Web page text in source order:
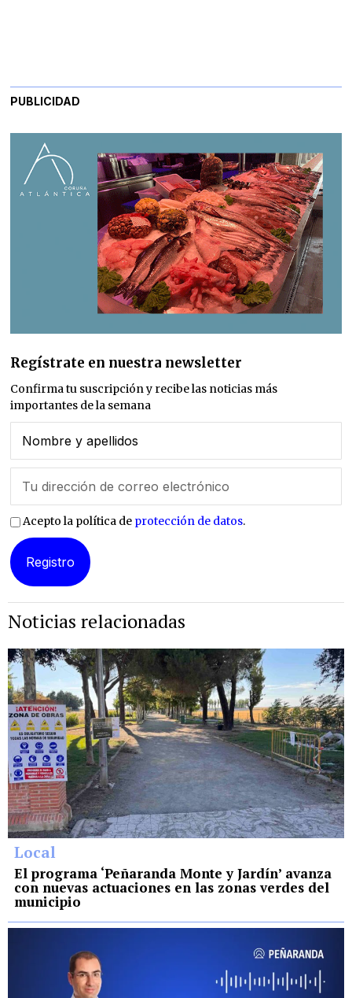
PUBLICIDAD
Regístrate en nuestra newsletter
Confirma tu suscripción y recibe las noticias más
importantes de la semana
Acepto la política de protección de datos.
Noticias relacionadas
Local
El programa ‘Peñaranda Monte y Jardín’ avanza
con nuevas actuaciones en las zonas verdes del
municipio